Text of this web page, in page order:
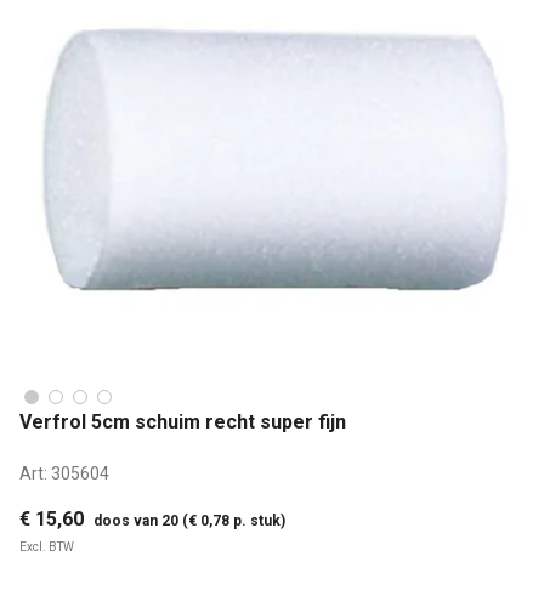
Verfrol 5cm schuim recht super fijn
Art: 305604
€ 15,60 doos van 20 (€ 0,78 p. stuk)
Excl. BTW